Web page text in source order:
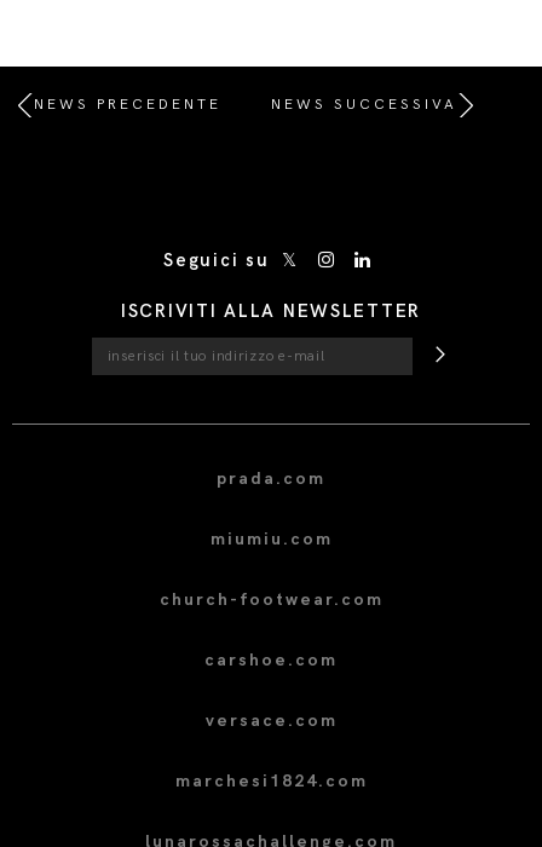
NEWS PRECEDENTE NEWS SUCCESSIVA
Seguici su
ISCRIVITI ALLA NEWSLETTER
prada.com
miumiu.com
church-footwear.com
carshoe.com
versace.com
marchesi1824.com
lunarossachallenge.com